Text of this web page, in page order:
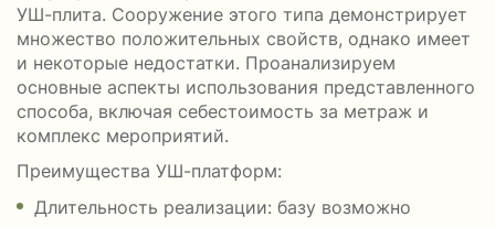
УШ-плита. Сооружение этого типа демонстрирует
множество положительных свойств, однако имеет
и некоторые недостатки. Проанализируем
основные аспекты использования представленного
способа, включая себестоимость за метраж и
комплекс мероприятий.
Преимущества УШ-платформ:
Длительность реализации: базу возможно